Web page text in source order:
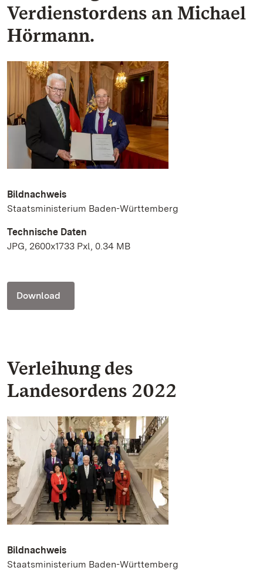
Verdienstordens an Michael
Hörmann.
Bildnachweis
Staatsministerium Baden-Württemberg
Technische Daten
JPG, 2600x1733 Pxl, 0.34 MB
Download
Verleihung des
Landesordens 2022
Bildnachweis
Staatsministerium Baden-Württemberg